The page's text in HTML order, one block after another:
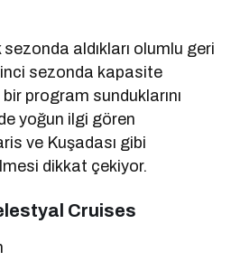
aldıkları olumlu geri
sezonda kapasite
program sunduklarını
yoğun ilgi gören
ve Kuşadası gibi
dikkat çekiyor.
Cruises